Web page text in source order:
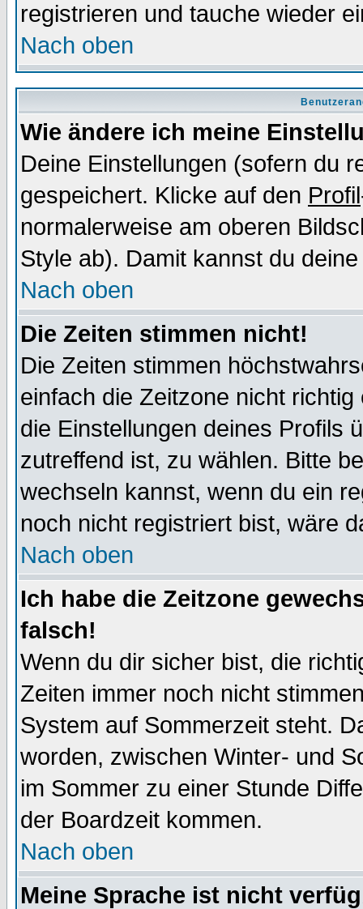
registrieren und tauche wieder
Nach oben
Wie ändere ich meine
Deine Einstellungen (sofern du
gespeichert. Klicke auf den Profil
normalerweise am oberen
Style ab). Damit kannst du
Nach oben
Die Zeiten stimmen nicht!
Die Zeiten stimmen
einfach die Zeitzone nicht
die Einstellungen deines Profils
zutreffend ist, zu wählen. Bitte
wechseln kannst, wenn du ein
noch nicht registriert bist, wäre
Nach oben
Ich habe die Zeitzone
falsch!
Wenn du dir sicher bist, die
Zeiten immer noch nicht
System auf Sommerzeit steht.
worden, zwischen Winter- und
im Sommer zu einer Stunde
der Boardzeit kommen.
Nach oben
Meine Sprache ist nicht